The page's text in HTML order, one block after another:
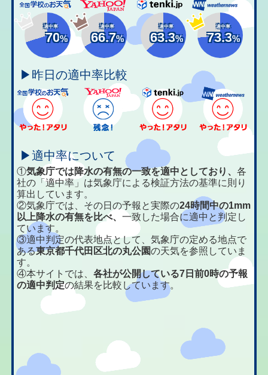
適中率
70%
適中率
66.7%
適中率
63.3%
適中率
73.3%
▶昨日の適中率比較
▶適中率について
①気象庁では降水の有無の一致を適中としており、各
社の「適中率」は気象庁による検証方法の基準に則り
算出しています。
②気象庁では、その日の予報と実際の24時間中の1mm
以上降水の有無を比べ、一致した場合に適中と判定し
ています。
③適中判定の代表地点として、気象庁の定める地点で
ある東京都千代田区北の丸公園の天気を参照していま
す。
④本サイトでは、各社が公開している7日前0時の予報
の適中判定の結果を比較しています。